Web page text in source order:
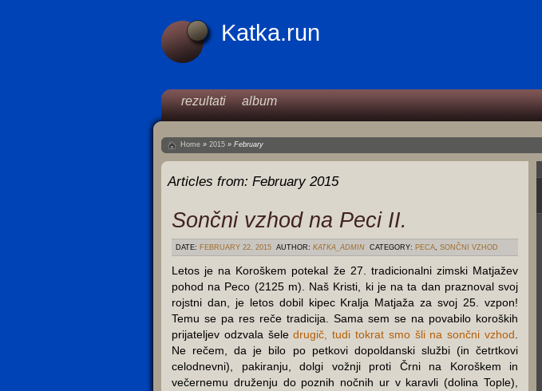
Katka.run
rezultati album
Home » 2015 » February
Articles from: February 2015
Sončni vzhod na Peci II.
DATE: FEBRUARY 22, 2015 AUTHOR: KATKA_ADMIN CATEGORY: PECA, SONČNI VZHOD
Letos je na Koroškem potekal že 27. tradicionalni zimski Matjažev
pohod na Peco (2125 m). Naš Kristi, ki je na ta dan praznoval svoj
rojstni dan, je letos dobil kipec Kralja Matjaža za svoj 25. vzpon!
Temu se pa res reče tradicija. Sama sem se na povabilo koroških
prijateljev odzvala šeledrugič, tudi tokrat smo šli na sončni vzhod
Ne rečem, da je bilo po petkovi dopoldanski službi (in četrtkovi
celodnevni), pakiranju, dolgi vožnji proti Črni na Koroškem in
večernemu druženju do poznih nočnih ur v karavli (dolina Tople),